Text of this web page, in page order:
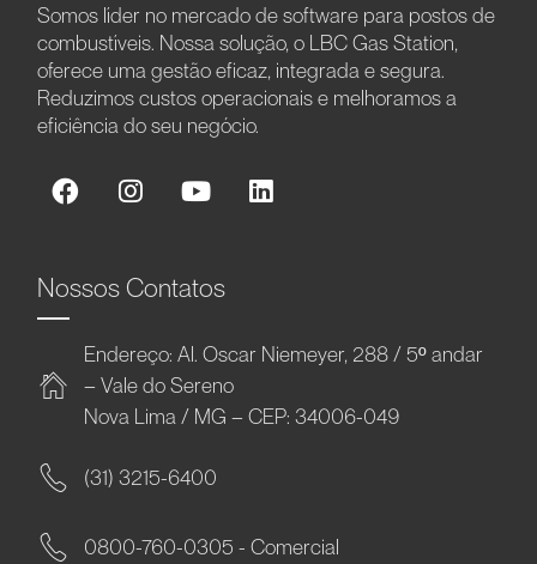
Somos líder no mercado de software para postos de
combustíveis. Nossa solução, o LBC Gas Station,
oferece uma gestão eficaz, integrada e segura.
Reduzimos custos operacionais e melhoramos a
eficiência do seu negócio.
Nossos Contatos
Endereço: Al. Oscar Niemeyer, 288 / 5º andar
– Vale do Sereno
Nova Lima / MG – CEP: 34006-049
(31) 3215-6400
0800-760-0305 - Comercial